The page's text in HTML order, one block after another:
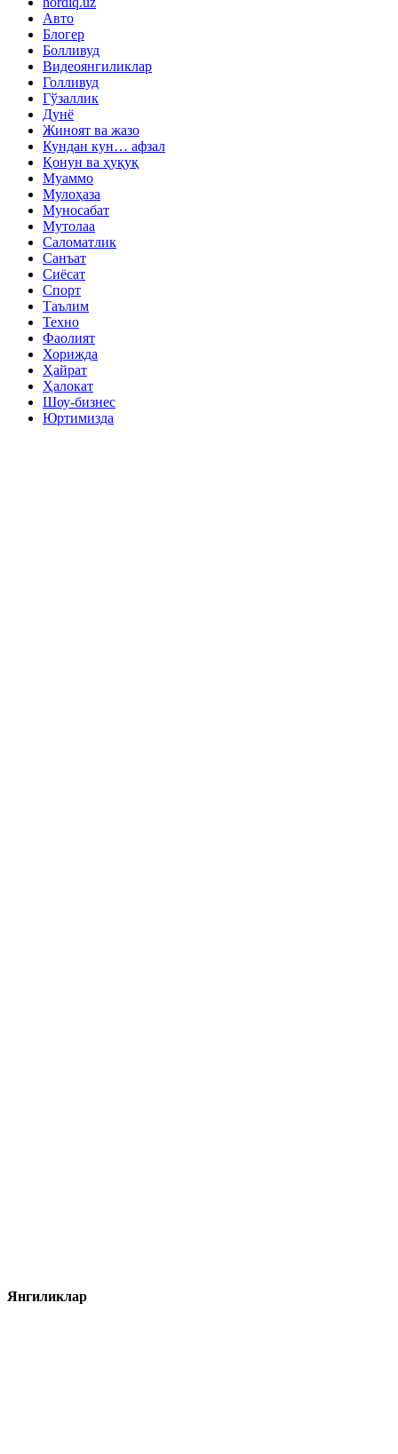
Авто
Блогер
Болливуд
Видеоянгиликлар
Голливуд
Гўзаллик
Дунё
Жиноят ва жазо
Кундан кун… афзал
Қонун ва ҳуқуқ
Муаммо
Мулоҳаза
Муносабат
Мутолаа
Саломатлик
Санъат
Сиёсат
Спорт
Таълим
Техно
Фаолият
Хорижда
Ҳайрат
Ҳалокат
Шоу-бизнес
Юртимизда
Янгиликлар